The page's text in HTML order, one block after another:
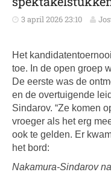
3 april 2026 23:10
Het
toe. In de open groep
De eerste was de
en de overtuigende
Sindarov. “Ze komen
vroeger als het erg
ook te gelden. Er
het bord:
Nakamura-Sindarov